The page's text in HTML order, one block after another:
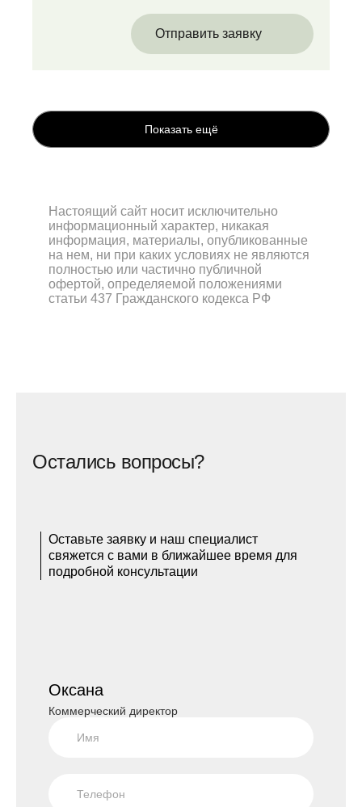
Отправить заявку
Показать ещё
Настоящий сайт носит исключительно
информационный характер, никакая
информация, материалы, опубликованные
на нем, ни при каких условиях не являются
полностью или частично публичной
офертой, определяемой положениями
статьи 437 Гражданского кодекса РФ
Остались вопросы?
Оставьте заявку и наш специалист
свяжется с вами в ближайшее время для
подробной консультации
Оксана
Коммерческий директор